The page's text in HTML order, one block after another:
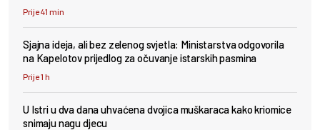
Prije 41 min
Sjajna ideja, ali bez zelenog svjetla: Ministarstva odgovorila
na Kapelotov prijedlog za očuvanje istarskih pasmina
Prije 1 h
U Istri u dva dana uhvaćena dvojica muškaraca kako kriomice
snimaju nagu djecu